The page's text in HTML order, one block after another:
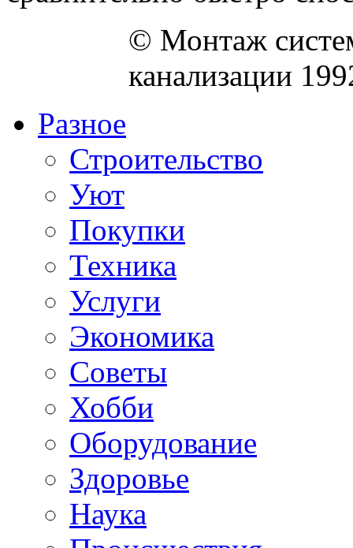
© Монтаж
канализации
Разное
Строительство
Уют
Покупки
Техника
Услуги
Экономика
Советы
Хобби
Oборудование
Здоровье
Наука